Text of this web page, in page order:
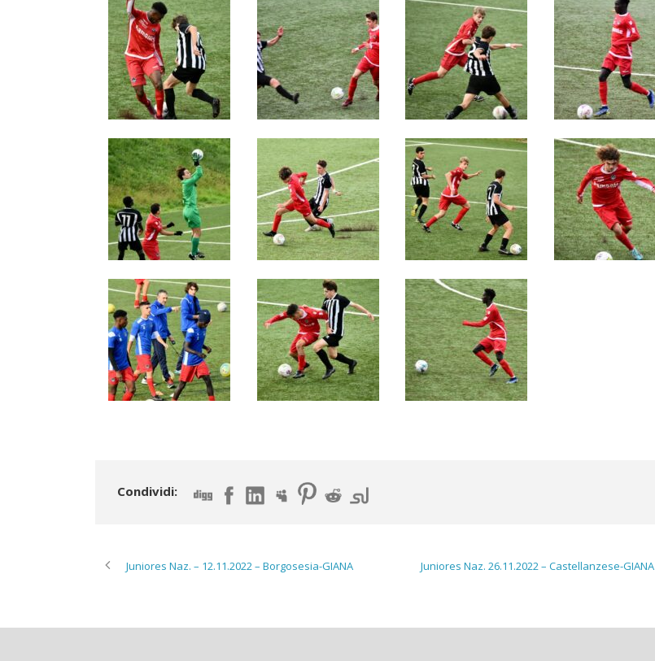
Condividi:
Juniores Naz. – 12.11.2022 – Borgosesia-GIANA Juniores Naz. 26.11.2022 – Castellanzese-GIANA